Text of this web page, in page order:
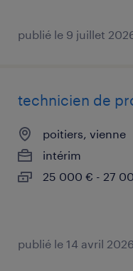
publié le 9 juillet
technicien de
poitiers, vienne
intérim
25 000 € - 27
publié le 14 avril 2026